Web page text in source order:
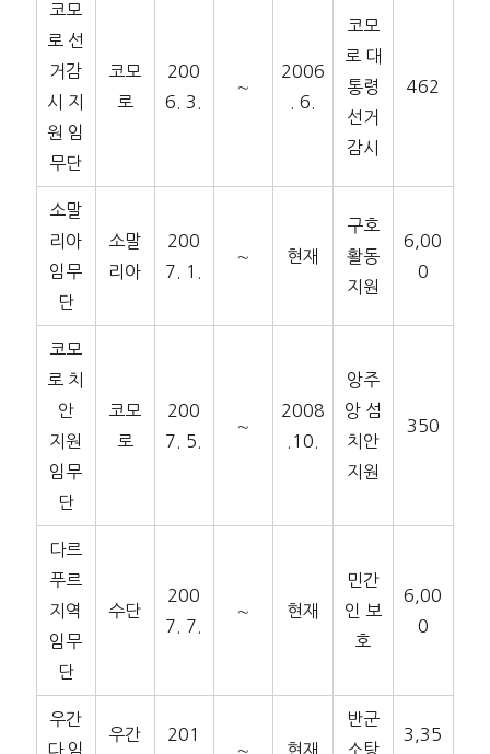
코모
로 선
거감
시 지
원 임
무단
코모
로
200
6. 3.
∼
2006
. 6.
코모
로 대
통령
선거
감시
462
소말
리아
임무
단
소말
리아
200
7. 1.
∼ 현재
구호
활동
지원
6,00
0
코모
로 치
안
지원
임무
단
코모
로
200
7. 5.
∼
2008
.10.
앙주
앙 섬
치안
지원
350
다르
푸르
지역
임무
단
수단
200
7. 7.
∼ 현재
민간
인 보
호
6,00
0
우간
다 임
우간
201
∼ 현재
반군
소탕
3,35